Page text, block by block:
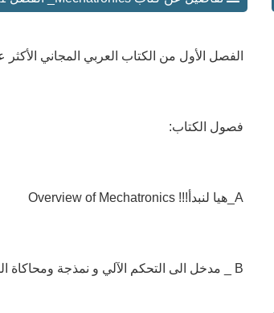
الفصل الأول من الكتاب العربي المجاني
فصول الكتاب:
A_هيا لنبدأ!!! Overview of Mechatronics
B _ مدخل الى التحكم الآلي و نمذجة ومحاكاة النظم الفيزيائية Physical System Modeling